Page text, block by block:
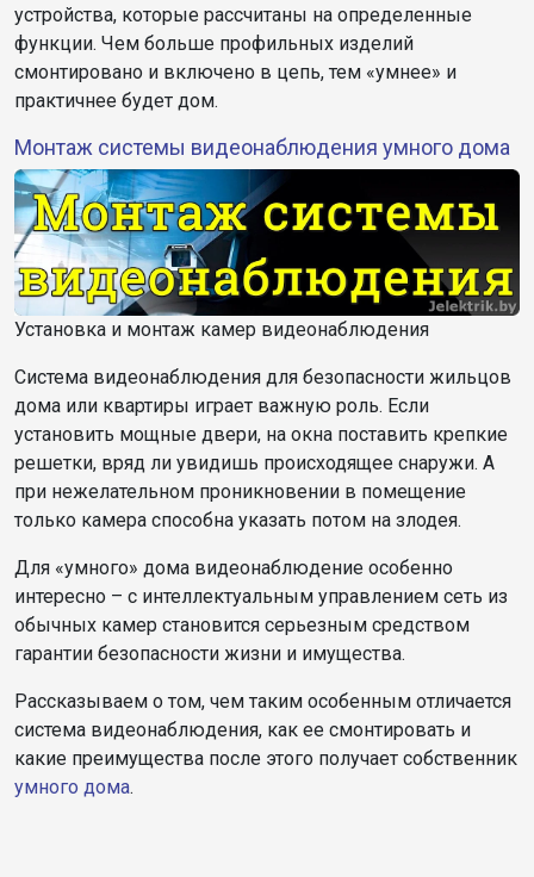
устройства, которые рассчитаны на определенные
функции. Чем больше профильных изделий
смонтировано и включено в цепь, тем «умнее» и
практичнее будет дом.
Монтаж системы видеонаблюдения умного дома
Установка и монтаж камер видеонаблюдения
Система видеонаблюдения для безопасности жильцов
дома или квартиры играет важную роль. Если
установить мощные двери, на окна поставить крепкие
решетки, вряд ли увидишь происходящее снаружи. А
при нежелательном проникновении в помещение
только камера способна указать потом на злодея.
Для «умного» дома видеонаблюдение особенно
интересно – с интеллектуальным управлением сеть из
обычных камер становится серьезным средством
гарантии безопасности жизни и имущества.
Рассказываем о том, чем таким особенным отличается
система видеонаблюдения, как ее смонтировать и
какие преимущества после этого получает собственник
умного дома.